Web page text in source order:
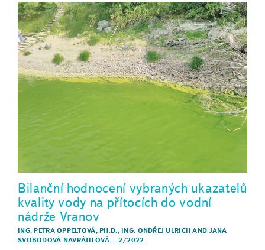
Bilanční hodnocení vybraných ukazatelů
kvality vody na přítocích do vodní
nádrže Vranov
ING. PETRA OPPELTOVÁ, PH.D., ING. ONDŘEJ ULRICH AND JANA
SVOBODOVÁ NAVRÁTILOVÁ– 2/2022